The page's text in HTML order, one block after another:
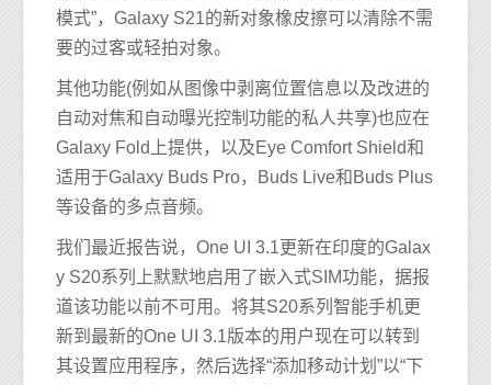
模式”，Galaxy S21的新对象橡皮擦可以清除不需
要的过客或轻拍对象。
其他功能(例如从图像中剥离位置信息以及改进的
自动对焦和自动曝光控制功能的私人共享)也应在
Galaxy Fold上提供，以及Eye Comfort Shield和
适用于Galaxy Buds Pro，Buds Live和Buds Plus
等设备的多点音频。
我们最近报告说，One UI 3.1更新在印度的Galax
y S20系列上默默地启用了嵌入式SIM功能，据报
道该功能以前不可用。将其S20系列智能手机更
新到最新的One UI 3.1版本的用户现在可以转到
其设置应用程序，然后选择“添加移动计划”以“下